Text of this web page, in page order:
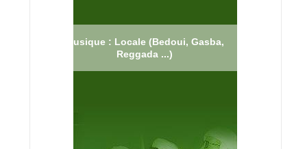
Musique : Locale (Bedoui, Gasba,
Reggada ...)